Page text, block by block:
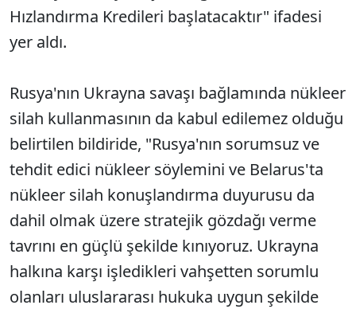
Hızlandırma Kredileri başlatacaktır" ifadesi
yer aldı.
Rusya'nın Ukrayna savaşı bağlamında nükleer
silah kullanmasının da kabul edilemez olduğu
belirtilen bildiride, "Rusya'nın sorumsuz ve
tehdit edici nükleer söylemini ve Belarus'ta
nükleer silah konuşlandırma duyurusu da
dahil olmak üzere stratejik gözdağı verme
tavrını en güçlü şekilde kınıyoruz. Ukrayna
halkına karşı işledikleri vahşetten sorumlu
olanları uluslararası hukuka uygun şekilde